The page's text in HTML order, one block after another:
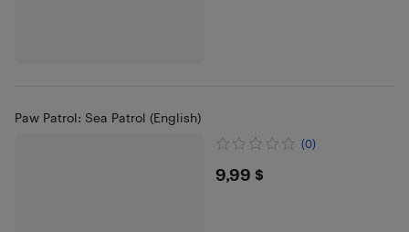
Paw Patrol: Sea Patrol (English)
(0)
$9.99
9,99 $